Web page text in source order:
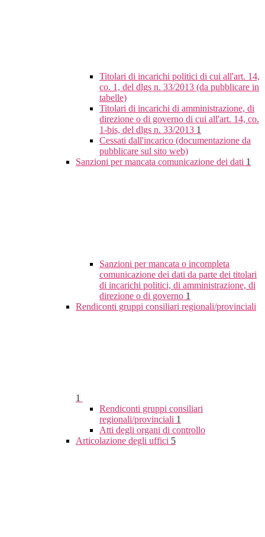
Titolari di incarichi politici di cui all'art. 14,
co. 1, del dlgs n. 33/2013 (da pubblicare in
tabelle)
Titolari di incarichi di amministrazione, di
direzione o di governo di cui all'art. 14, co.
1-bis, del dlgs n. 33/2013 1
Cessati dall'incarico (documentazione da
pubblicare sul sito web)
Sanzioni per mancata comunicazione dei dati 1
Sanzioni per mancata o incompleta
comunicazione dei dati da parte dei titolari
di incarichi politici, di amministrazione, di
direzione o di governo 1
Rendiconti gruppi consiliari regionali/provinciali
1
Rendiconti gruppi consiliari
regionali/provinciali 1
Atti degli organi di controllo
Articolazione degli uffici 5